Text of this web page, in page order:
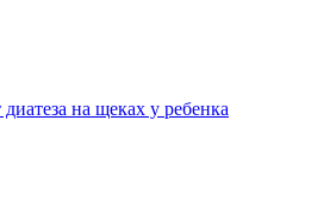
на щеках у ребенка